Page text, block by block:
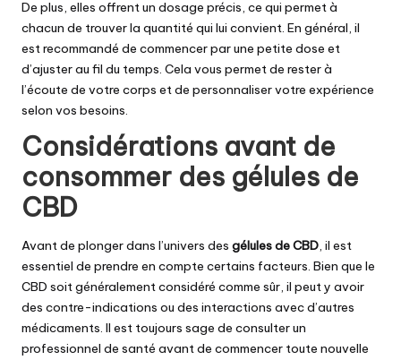
De plus, elles offrent un dosage précis, ce qui permet à
chacun de trouver la quantité qui lui convient. En général, il
est recommandé de commencer par une petite dose et
d’ajuster au fil du temps. Cela vous permet de rester à
l’écoute de votre corps et de personnaliser votre expérience
selon vos besoins.
Considérations avant de
consommer des gélules de
CBD
Avant de plonger dans l’univers des gélules de CBD, il est
essentiel de prendre en compte certains facteurs. Bien que le
CBD soit généralement considéré comme sûr, il peut y avoir
des contre-indications ou des interactions avec d’autres
médicaments. Il est toujours sage de consulter un
professionnel de santé avant de commencer toute nouvelle